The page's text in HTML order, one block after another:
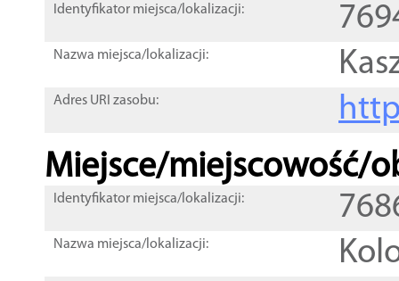
Identyfikator miejsca/lokalizacji:
Nazwa miejsca/lokalizacji:
Adres URI zasobu:
Miejsce/miejscowość/
Identyfikator miejsca/lokalizacji:
Nazwa miejsca/lokalizacji: